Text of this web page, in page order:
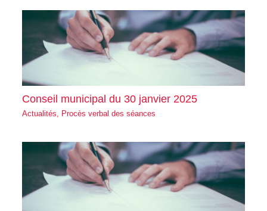
Conseil municipal du 30 janvier 2025
Actualités Procès verbal des séances